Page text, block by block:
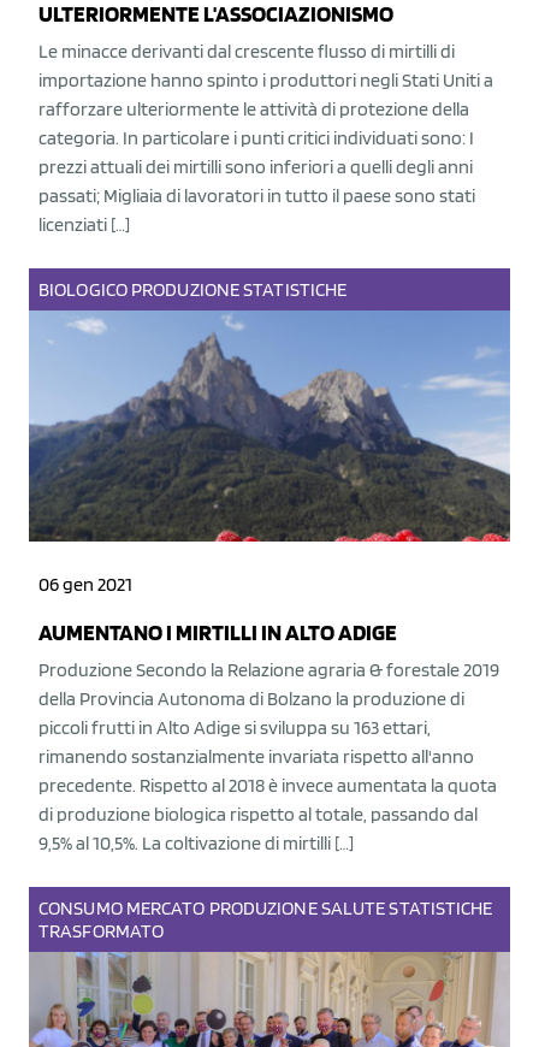
ULTERIORMENTE L'ASSOCIAZIONISMO
Le minacce derivanti dal crescente flusso di mirtilli di
importazione hanno spinto i produttori negli Stati Uniti a
rafforzare ulteriormente le attività di protezione della
categoria. In particolare i punti critici individuati sono: I
prezzi attuali dei mirtilli sono inferiori a quelli degli anni
passati; Migliaia di lavoratori in tutto il paese sono stati
licenziati […]
BIOLOGICO PRODUZIONESTATISTICHE
06 gen 2021
AUMENTANO I MIRTILLI IN ALTO ADIGE
Produzione Secondo la Relazione agraria & forestale 2019
della Provincia Autonoma di Bolzano la produzione di
piccoli frutti in Alto Adige si sviluppa su 163 ettari,
rimanendo sostanzialmente invariata rispetto all'anno
precedente. Rispetto al 2018 è invece aumentata la quota
di produzione biologica rispetto al totale, passando dal
9,5% al 10,5%. La coltivazione di mirtilli […]
CONSUMO MERCATO PRODUZIONESALUTESTATISTICHE
TRASFORMATO